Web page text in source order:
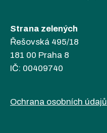
Strana zelených
Řešovská 495/18
181 00 Praha 8
IČ: 00409740
Ochrana osobních údajů